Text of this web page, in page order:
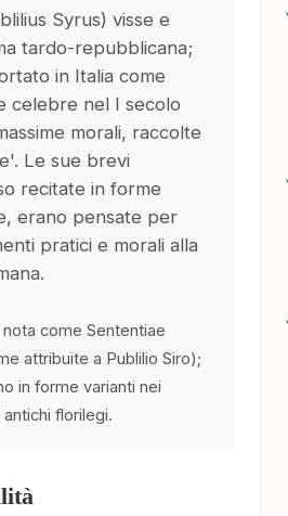
Syrus) visse e
tardo-repubblicana;
in Italia come
celebre nel I secolo
morali, raccolte
Le sue brevi
recitate in forme
erano pensate per
pratici e morali alla
come Sententiae
attribuite a Publilio Siro);
in forme varianti nei
florilegi.